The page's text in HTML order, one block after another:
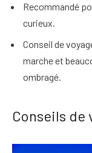
Recommandé
curieux.
Conseil de
marche et
ombragé.
Conseils de